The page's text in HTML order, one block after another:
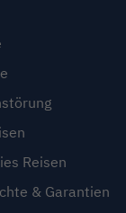
Reisen
& Garantien